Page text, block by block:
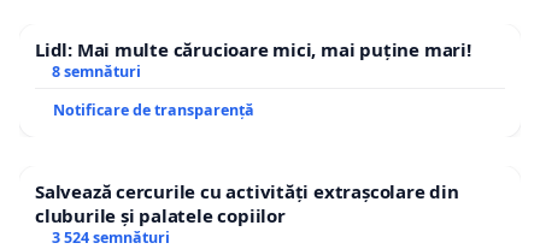
Lidl: Mai multe cărucioare mici, mai puține mari!
8 semnături
Notificare de transparență
Salvează cercurile cu activități extrașcolare din
cluburile și palatele copiilor
3 524 semnături